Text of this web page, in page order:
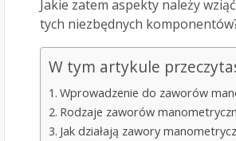
Jakie zatem aspekty należy
tych niezbędnych
W tym artykule
Wprowadzenie do zaworów
Rodzaje zaworów
Jak działają zawory